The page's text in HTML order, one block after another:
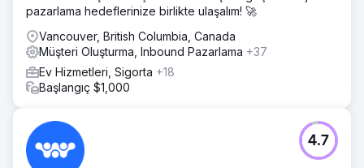
pazarlama hedeflerinize birlikte ulaşalım! 🚀
Vancouver, British Columbia, Canada
Müşteri Oluşturma, Inbound Pazarlama +37
Ev Hizmetleri, Sigorta +18
Başlangıç $1,000
4.7